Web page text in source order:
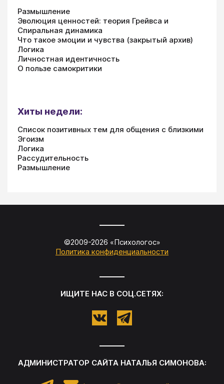
Размышление
Эволюция ценностей: теория Грейвса и
Спиральная динамика
Что такое эмоции и чувства (закрытый архив)
Логика
Личностная идентичность
О пользе самокритики
Хиты недели:
Список позитивных тем для общения с близкими
Эгоизм
Логика
Рассудительность
Размышление
©2009-2026 «Психологос»
Политика конфиденциальности
ИЩИТЕ НАС В СОЦ.СЕТЯХ:
АДМИНИСТРАТОР САЙТА НАТАЛЬЯ СИМОНОВА: